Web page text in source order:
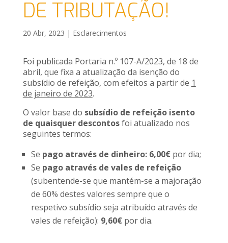
DE TRIBUTAÇÃO!
20 Abr, 2023 | Esclarecimentos
Foi publicada Portaria n.º 107-A/2023, de 18 de
abril, que fixa a atualização da isenção do
subsídio de refeição, com efeitos a partir de 1
de janeiro de 2023.
O valor base do subsídio de refeição isento
de quaisquer descontosfoi atualizado nos
seguintes termos:
Se pago através de dinheiro: 6,00€por dia;
Se pago através de vales de refeição
(subentende-se que mantém-se a majoração
de 60% destes valores sempre que o
respetivo subsídio seja atribuído através de
vales de refeição): 9,60€por dia.